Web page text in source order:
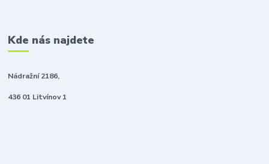
Kde nás najdete
Nádražní 2186,
436 01 Litvínov 1